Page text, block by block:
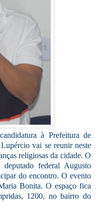
à Prefeitura de
vai se reunir neste
religiosas da cidade. O
deputado federal Augusto
do encontro. O evento
Bonita. O espaço fica
1200, no bairro do